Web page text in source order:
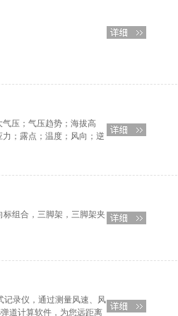
压；气压趋势；海拔高
；露点；温度；风向；逆
组合，三脚架，三脚架夹
记录仪，通过测量风速、风
道计算软件，为您远距离